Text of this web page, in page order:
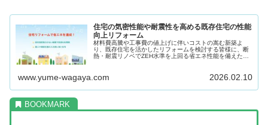
住宅の気密性能や耐震性を高める既存住宅の性能
向上リフォーム
材料費高騰や工事費の値上げに伴いコストの嵩む新築よ
り、既存住宅を活かしたリフォームを検討する皆様に、断
熱・耐震リノベでZEH水準を上回る省エネ性能を備えた高
www.yume-wagaya.com 2026.02.10